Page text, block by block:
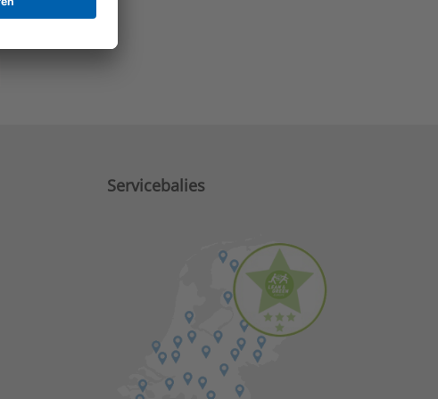
Servicebalies